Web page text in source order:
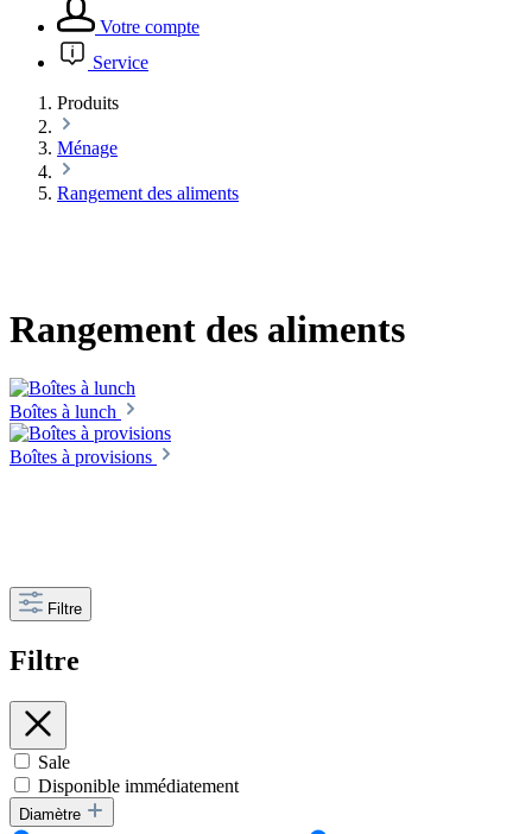
Votre compte
Service
Produits
Ménage
Rangement des aliments
Rangement des aliments
Boîtes à lunch
Boîtes à provisions
Filtre
Filtre
Sale
Disponible immédiatement
Diamètre